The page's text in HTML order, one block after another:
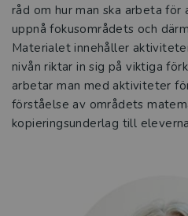
råd om hur man ska arbeta
uppnå fokusområdets och
Materialet innehåller
nivån riktar in sig på viktiga
arbetar man med aktiviteter
förståelse av områdets
kopierings­underlag till